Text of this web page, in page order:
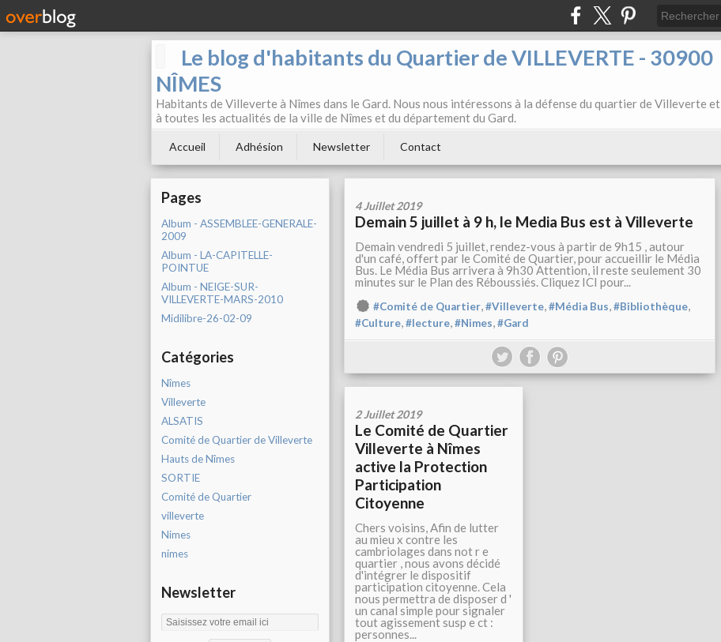
Le blog d'habitants du Quartier de VILLEVERTE - 30900
NÎMES
Habitants de Villeverte à Nîmes dans le Gard. Nous nous intéressons à la défense du quartier de Villeverte et
à toutes les actualités de la ville de Nîmes et du département du Gard.
Accueil Adhésion Newsletter Contact
Pages
Album - ASSEMBLEE-GENERALE-
2009
Album - LA-CAPITELLE-
POINTUE
Album - NEIGE-SUR-
VILLEVERTE-MARS-2010
Midilibre-26-02-09
Catégories
Nîmes
Villeverte
ALSATIS
Comité de Quartier de Villeverte
Hauts de Nîmes
SORTIE
Comité de Quartier
villeverte
Nimes
nimes
Newsletter
4 Juillet 2019
Demain 5 juillet à 9 h, le Media Bus est à Villeverte
Demain vendredi 5 juillet, rendez-vous à partir de 9h15 , autour
d'un café, offert par le Comité de Quartier, pour accueillir le Média
Bus. Le Média Bus arrivera à 9h30 Attention, il reste seulement 30
minutes sur le Plan des Réboussiés. Cliquez ICI pour...
#Comité de Quartier,#Villeverte,#Média Bus,#Bibliothèque,
#Culture,#lecture,#Nimes,#Gard
2 Juillet 2019
Le Comité de Quartier
Villeverte à Nîmes
active la Protection
Participation
Citoyenne
Chers voisins, Afin de lutter
au mieu x contre les
cambriolages dans not r e
quartier , nous avons décidé
d'intégrer le dispositif
participation citoyenne. Cela
nous permettra de disposer d '
un canal simple pour signaler
tout agissement susp e ct :
personnes...